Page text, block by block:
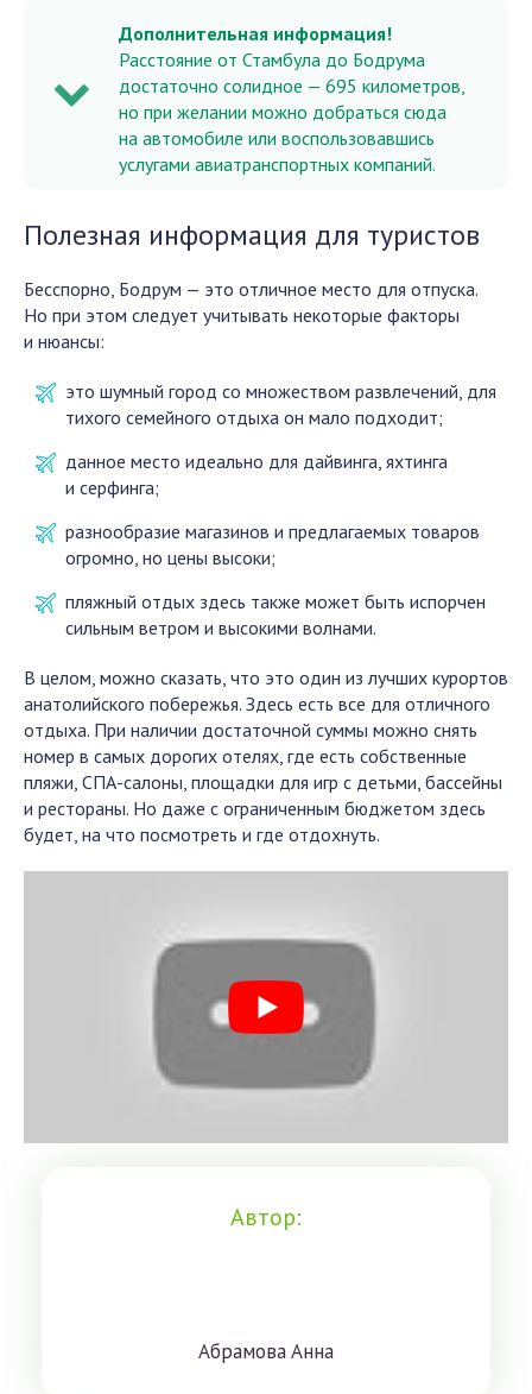
Дополнительная информация!
Расстояние от Стамбула до Бодрума
достаточно солидное — 695 километров,
но при желании можно добраться сюда
на автомобиле или воспользовавшись
услугами авиатранспортных компаний.
Полезная информация для туристов
Бесспорно, Бодрум — это отличное место для отпуска.
Но при этом следует учитывать некоторые факторы
и нюансы:
это шумный город со множеством развлечений, для
тихого семейного отдыха он мало подходит;
данное место идеально для дайвинга, яхтинга
и серфинга;
разнообразие магазинов и предлагаемых товаров
огромно, но цены высоки;
пляжный отдых здесь также может быть испорчен
сильным ветром и высокими волнами.
В целом, можно сказать, что это один из лучших курортов
анатолийского побережья. Здесь есть все для отличного
отдыха. При наличии достаточной суммы можно снять
номер в самых дорогих отелях, где есть собственные
пляжи, СПА-салоны, площадки для игр с детьми, бассейны
и рестораны. Но даже с ограниченным бюджетом здесь
будет, на что посмотреть и где отдохнуть.
Автор:
Aбрaмoвa Aннa